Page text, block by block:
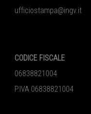
ufficiostampa@ingv.it
CODICE FISCALE
06838821004
P.IVA 06838821004